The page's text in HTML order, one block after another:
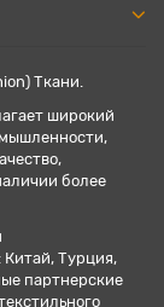
Ткани.
широкий
более
Турция,
партнерские